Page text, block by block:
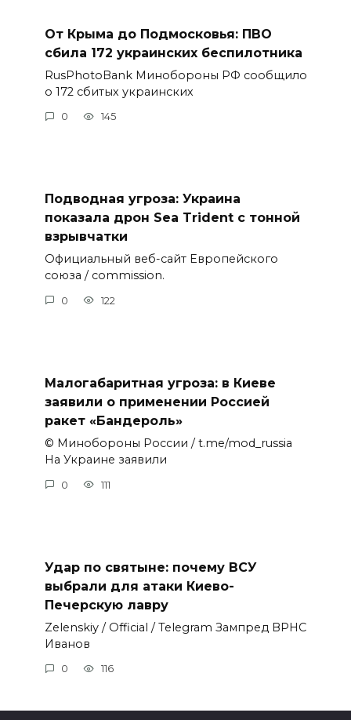
От Крыма до Подмосковья: ПВО
сбила 172 украинских беспилотника
RusPhotoBank Минобороны РФ сообщило
о 172 сбитых украинских
0 145
Подводная угроза: Украина
показала дрон Sea Trident с тонной
взрывчатки
Официальный веб-сайт Европейского
союза / commission.
0 122
Малогабаритная угроза: в Киеве
заявили о применении Россией
ракет «Бандероль»
© Минобороны России / t.me/mod_russia
На Украине заявили
0 111
Удар по святыне: почему ВСУ
выбрали для атаки Киево-
Печерскую лавру
Zеlеnskiу / Оfficiаl / Telegram Зампред ВРНС
Иванов
0 116